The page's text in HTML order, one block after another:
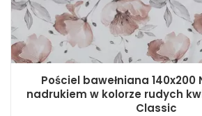
Pościel bawełniana 140x200
nadrukiem w kolorze rudych
Classic